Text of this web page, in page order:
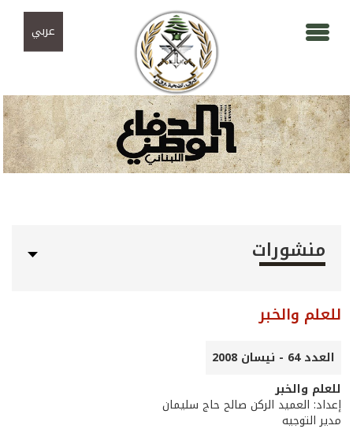
عربي
منشورات
للعلم والخبر
العدد 64 - نيسان 2008
للعلم والخبر
إعداد: العميد الركن صالح حاج سليمان
مدير التوجيه